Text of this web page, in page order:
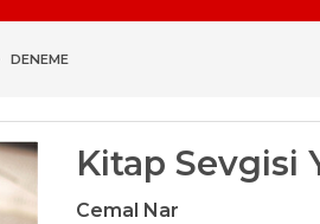
DENEME
Kitap Sevgisi
Cemal Nar